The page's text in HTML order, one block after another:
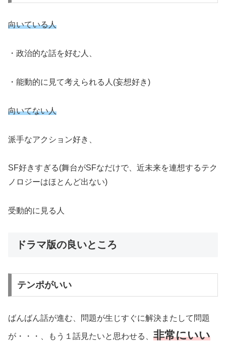
向いている人
・政治的な話を好む人、
・能動的に見て考えられる人(妄想好き)
向いてない人
派手なアクション好き、
SF好きすぎる(舞台がSFなだけで、近未来を連想するテク
ノロジーはほとんど出ない)
受動的に見る人
ドラマ版の良いところ
テンポがいい
ばんばん話が進む、問題が生じすぐに解決またして問題
が・・・、もう１話見たいと思わせる、 非常にいい